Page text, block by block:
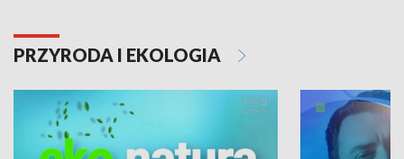
PRZYRODA I EKOLOGIA